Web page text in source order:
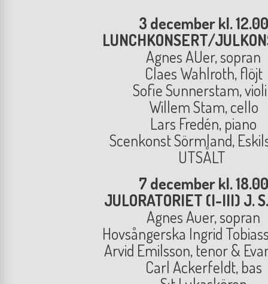
3 december kl. 12.00
LUNCHKONSERT/
Agnes AUer, sopran
Claes Wahlroth, flöjt
Sofie Sunnerstam,
Willem Stam, cello
Lars Fredén, piano
Scenkonst Sörmland,
UTSÅLT
7 december kl. 18.00
JULORATORIET (I-III) J.
Agnes Auer, sopran
Hovsångerska Ingrid
Arvid Emilsson, tenor &
Carl Ackerfeldt, bas